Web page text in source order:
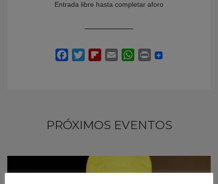
Entrada libre hasta completar aforo
PRÓXIMOS EVENTOS